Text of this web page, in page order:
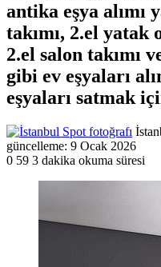
antika eşya alımı
takımı, 2.el yatak
2.el salon takımı
gibi ev eşyaları
eşyaları satmak
güncelleme: 9 Ocak 2026
0 59 3 dakika okuma süresi